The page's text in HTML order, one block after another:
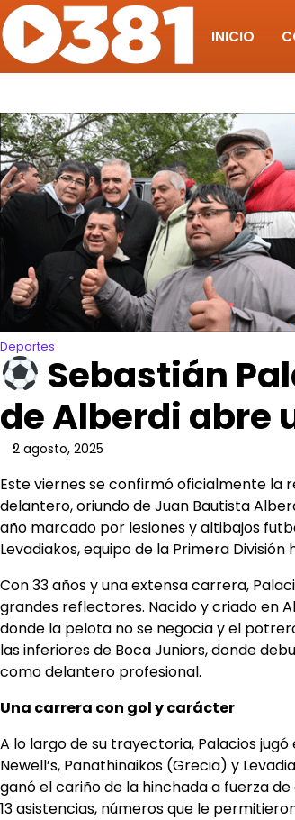
Skip
to
content
INICIO
Deportes
Sebastián
de Alberdi abre
2 agosto, 2025
Este viernes se confirmó oficialmente la
delantero, oriundo de Juan Bautista
año marcado por lesiones y altibajos
Levadiakos, equipo de la Primera División
Con 33 años y una extensa carrera,
grandes reflectores. Nacido y criado en
donde la pelota no se negocia y el
las inferiores de Boca Juniors, donde
como delantero profesional.
Una carrera con gol y carácter
A lo largo de su trayectoria, Palacios
Newell’s, Panathinaikos (Grecia) y
ganó el cariño de la hinchada a fuerza
13 asistencias, números que le